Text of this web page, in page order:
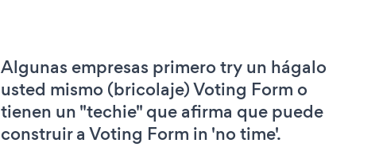
Algunas empresas primero try un hágalo
usted mismo (bricolaje) Voting Form o
tienen un "techie" que afirma que puede
construir a Voting Form in 'no time'.